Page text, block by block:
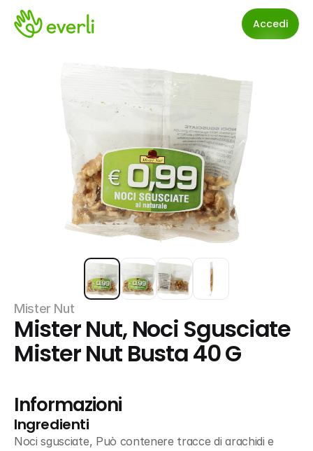
Accedi
Mister Nut
Mister Nut, Noci Sgusciate
Mister Nut Busta 40 G
Informazioni
Ingredienti
Noci sgusciate, Può contenere tracce di arachidi e